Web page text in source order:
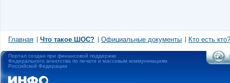
Главная Что такое ШОС? Официальные документы Кто есть кто?
Портал создан при финансовой поддержке
Федерального агентства по печати и массовым коммуникациям
Российской Федерации